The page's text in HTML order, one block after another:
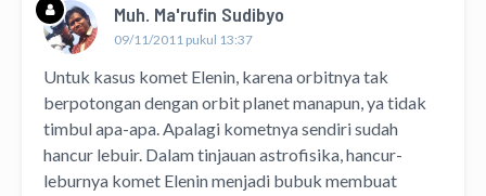
Muh. Ma'rufin Sudibyo
09/11/2011 pukul 13:37
Untuk kasus komet Elenin, karena orbitnya tak
berpotongan dengan orbit planet manapun, ya tidak
timbul apa-apa. Apalagi kometnya sendiri sudah
hancur lebuir. Dalam tinjauan astrofisika, hancur-
leburnya komet Elenin menjadi bubuk membuat